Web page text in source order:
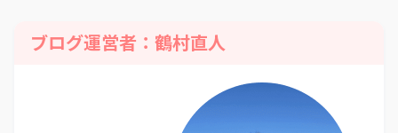
ブログ運営者：鶴村直人